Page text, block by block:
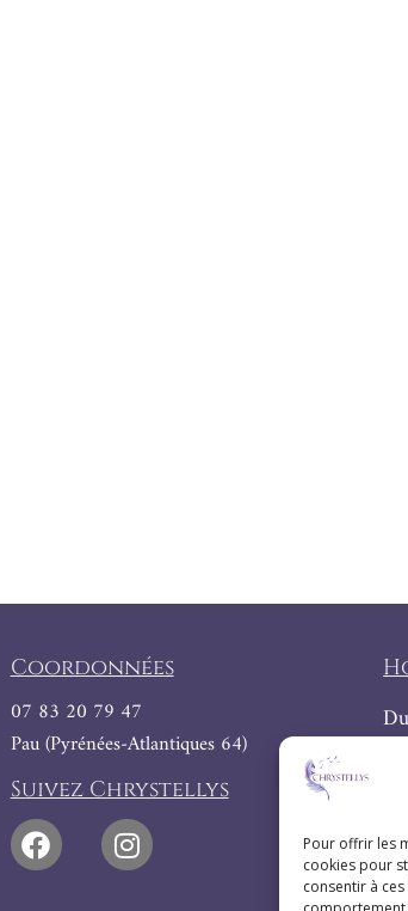
Pour offrir les
cookies pour
consentir à
Coordonnées
07 83 20 79 47
Pau (Pyrénées-Atlantiques 64)
Suivez Chrystellys